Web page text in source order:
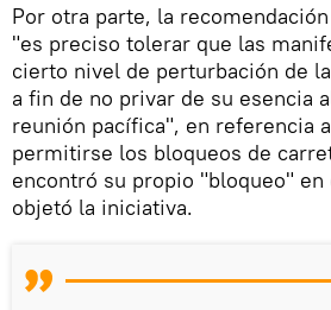
Por otra parte, la
"es preciso tolerar que las
cierto nivel de perturbación de
a fin de no privar de su esencia
reunión pacífica", en referencia
permitirse los bloqueos de
encontró su propio "bloqueo" en
objetó la iniciativa.